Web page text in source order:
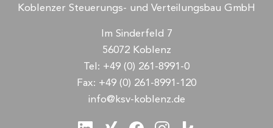
Koblenzer Steuerungs- und Verteilungsbau GmbH
Im Sinderfeld 7
56072 Koblenz
Tel: +49 (0) 261-8991-0
Fax: +49 (0) 261-8991-120
info@ksv-koblenz.de